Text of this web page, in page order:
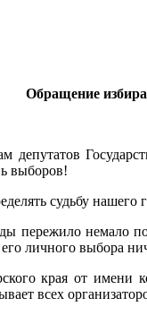
Обращение
депутатов
выборов!
судьбу
пережило немало
личного выбора
края от имени
всех